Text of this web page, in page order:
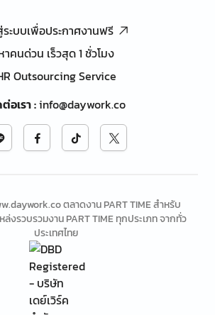
ระบบเพื่อประกาศงานฟรี
าคนด่วน เร็วสุด 1 ชั่วโมง
Outsourcing Service
อเรา:info@daywork.co
ตลาดงาน PART TIME สำหรับ
รวบรวมงาน PART TIME ทุกประเภท จากทั่ว
ประเทศไทย